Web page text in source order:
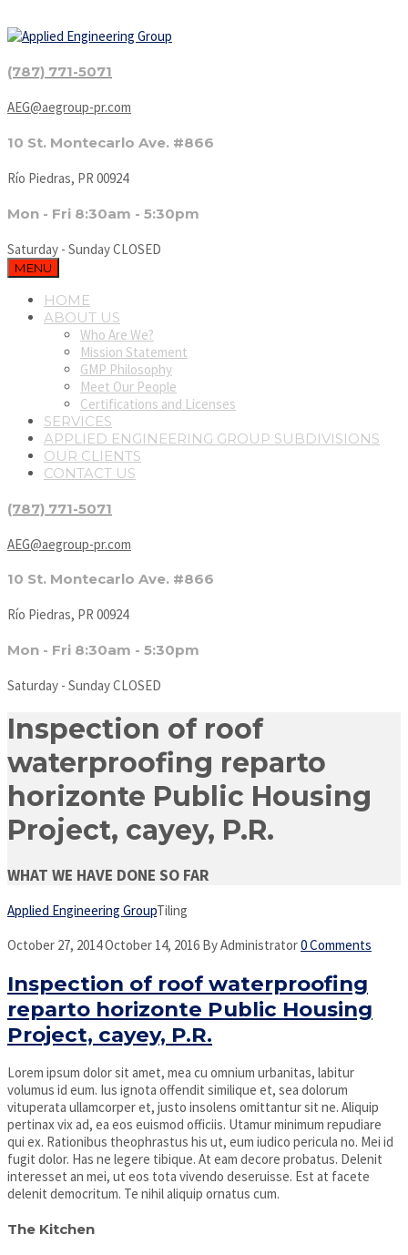
(787) 771-5071
AEG@aegroup-pr.com
10 St. Montecarlo Ave. #866
Río Piedras, PR 00924
Mon - Fri 8:30am - 5:30pm
Saturday - Sunday CLOSED
MENU
HOME
ABOUT US
Who Are We?
Mission Statement
GMP Philosophy
Meet Our People
Certifications and Licenses
SERVICES
APPLIED ENGINEERING GROUP SUBDIVISIONS
OUR CLIENTS
CONTACT US
(787) 771-5071
AEG@aegroup-pr.com
10 St. Montecarlo Ave. #866
Río Piedras, PR 00924
Mon - Fri 8:30am - 5:30pm
Saturday - Sunday CLOSED
Inspection of roof
waterproofing reparto
horizonte Public Housing
Project, cayey, P.R.
WHAT WE HAVE DONE SO FAR
Applied Engineering GroupTiling
October 27, 2014October 14, 2016 ByAdministrator0 Comments
Inspection of roof waterproofing
reparto horizonte Public Housing
Project, cayey, P.R.
Lorem ipsum dolor sit amet, mea cu omnium urbanitas, labitur
volumus id eum. Ius ignota offendit similique et, sea dolorum
vituperata ullamcorper et, justo insolens omittantur sit ne. Aliquip
pertinax vix ad, ea eos euismod officiis. Utamur minimum repudiare
qui ex. Rationibus theophrastus his ut, eum iudico pericula no. Mei id
fugit dolor. Has ne legere tibique. At eam decore probatus. Delenit
interesset an mei, ut eos tota vivendo deseruisse. Est at facete
delenit democritum. Te nihil aliquip ornatus cum.
The Kitchen